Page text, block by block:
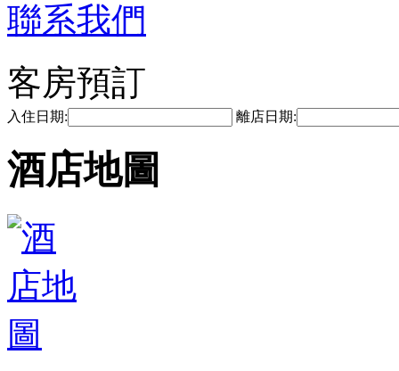
聯系我們
客房預訂
入住日期: 離店日期:
酒店地圖